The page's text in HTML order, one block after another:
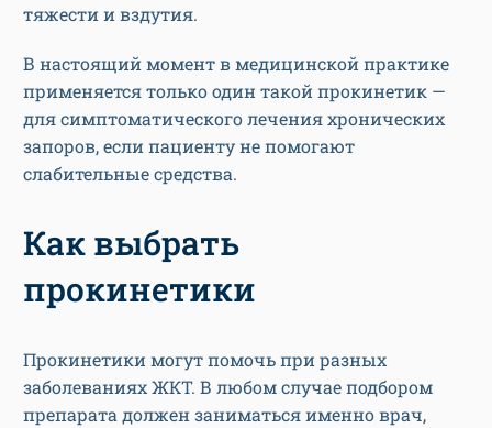
тяжести и вздутия.
В настоящий момент в медицинской практике
применяется только один такой прокинетик —
для симптоматического лечения хронических
запоров, если пациенту не помогают
слабительные средства.
Как выбрать
прокинетики
Прокинетики могут помочь при разных
заболеваниях ЖКТ. В любом случае подбором
препарата должен заниматься именно врач,